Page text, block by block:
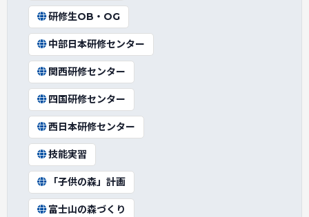
研修生OB・OG
中部日本研修センター
関西研修センター
四国研修センター
西日本研修センター
技能実習
「子供の森」計画
富士山の森づくり